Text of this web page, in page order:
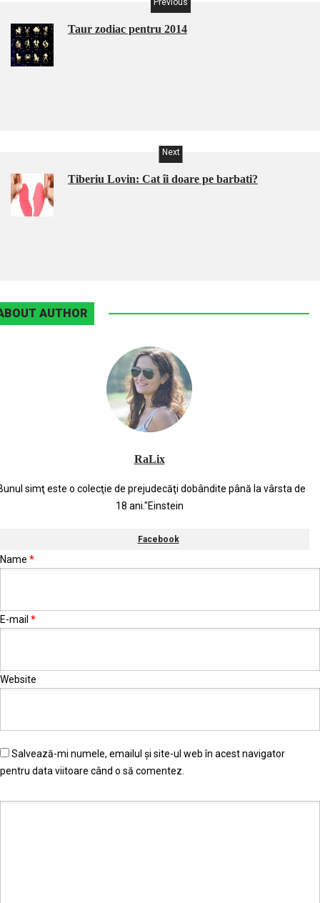
Previous
Taur zodiac pentru 2014
Next
Tiberiu Lovin: Cat îi doare pe barbati?
AUTHOR
RaLix
simţ este o colecţie de prejudecăţi dobândite până la vârsta de
18 ani."Einstein
Facebook
Name *
E-mail *
Website
Salvează-mi numele, emailul și site-ul web în acest navigator
pentru data viitoare când o să comentez.